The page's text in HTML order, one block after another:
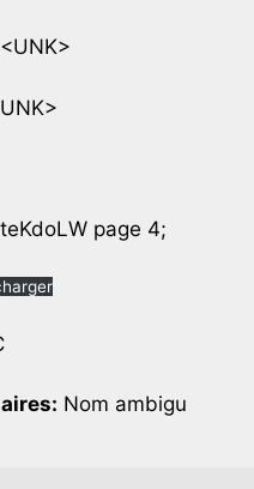
<UNK>
page 4;
Nom ambigu